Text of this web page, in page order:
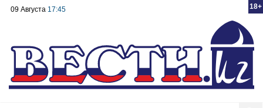
18+
09 Августа 17:45